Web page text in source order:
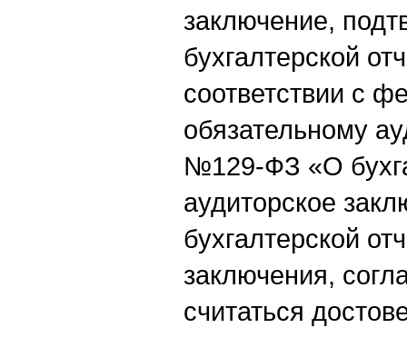
заключение,
бухгалтерской
соответствии с
обязательному
№129-ФЗ «О
аудиторское
бухгалтерской
заключения,
считаться